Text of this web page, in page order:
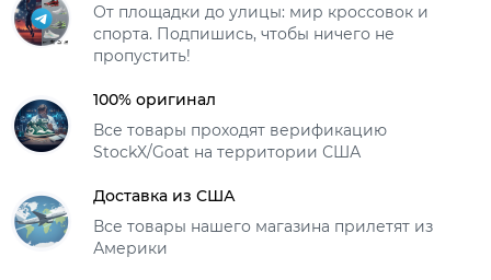
От площадки до улицы: мир кроссовок и
спорта. Подпишись, чтобы ничего не
пропустить!
100% оригинал
Все товары проходят верификацию
StockX/Goat на территории США
Доставка из США
Все товары нашего магазина прилетят из
Америки